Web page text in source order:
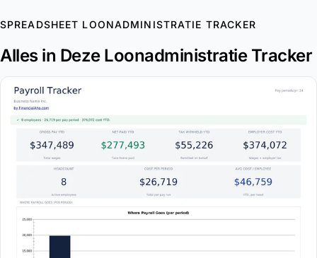
SPREADSHEET LOONADMINISTRATIE TRACKER
Alles in Deze Loonadministratie Tracker